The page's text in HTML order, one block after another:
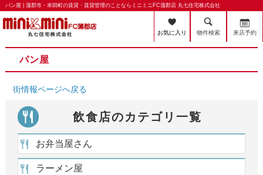
パン屋 | 蒲郡市・幸田町の賃貸・賃貸管理のことならミニミニFC蒲郡店 丸七住宅株式会社
お気に入り 物件検索 来店予約
パン屋
街情報ページへ戻る
飲食店のカテゴリ一覧
お弁当屋さん
ラーメン屋